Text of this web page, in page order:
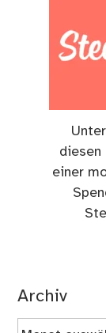
diesen
einer
Archiv
Archiv